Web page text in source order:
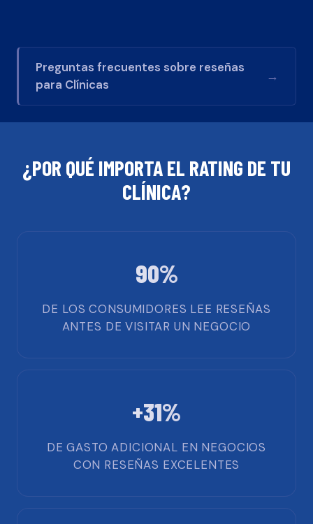
Preguntas frecuentes sobre reseñas
para Clínicas
→
¿POR QUÉ IMPORTA EL RATING DE TU
CLÍNICA?
90%
DE LOS CONSUMIDORES LEE RESEÑAS
ANTES DE VISITAR UN NEGOCIO
+31%
DE GASTO ADICIONAL EN NEGOCIOS
CON RESEÑAS EXCELENTES